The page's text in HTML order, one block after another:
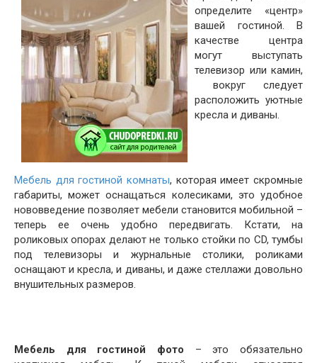
определите «центр»
вашей гостиной. В
качестве центра
могут выступать
телевизор или камин,
вокруг следует
расположить уютные
кресла и диваны.
Мебель для гостиной комнаты, которая имеет скромные
габариты, может оснащаться колесиками, это удобное
нововведение позволяет мебели становится мобильной –
теперь ее очень удобно передвигать. Кстати, на
роликовых опорах делают не только стойки по CD, тумбы
под телевизоры и журнальные столики, роликами
оснащают и кресла, и диваны, и даже стеллажи довольно
внушительных размеров.
Мебель для гостиной фото – это обязательно